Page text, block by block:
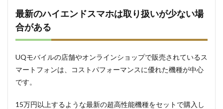
最新のハイエンドスマホは取り扱いが少ない場
合がある
UQモバイルの店舗やオンラインショップで販売されているス
マートフォンは、コストパフォーマンスに優れた機種が中心
です。
15万円以上するような最新の超高性能機種をセットで購入し